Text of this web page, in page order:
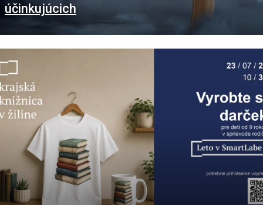
účinkujúcich